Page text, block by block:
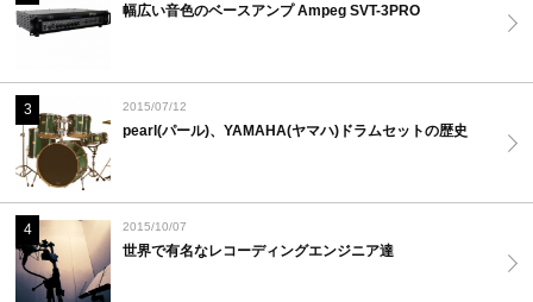
幅広い音色のベースアンプ Ampeg SVT-3PRO
3 2015/07/12
pearl(パール)、YAMAHA(ヤマハ)ドラムセットの歴史
4 2015/10/07
世界で有名なレコーディングエンジニア達